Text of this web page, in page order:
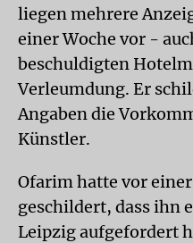
liegen mehrere
einer Woche vor -
beschuldigten
Verleumdung. Er
Angaben die
Künstler.
Ofarim hatte vor
geschildert, dass ihn
Leipzig aufgefordert